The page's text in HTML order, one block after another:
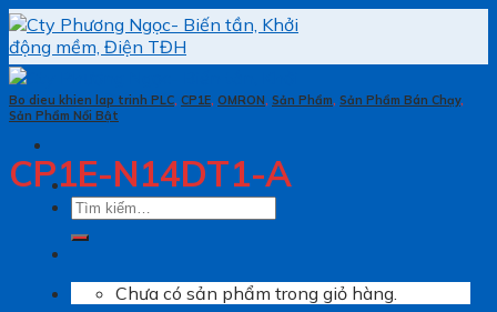
Skip
to
content
Tìm
Chưa có sản phẩm trong giỏ hàng.
Bo dieu khien lap trinh PLC, CP1E, OMRON, Sản Phẩm, Sản Phẩm Bán Chạy,
Sản Phẩm Nổi Bật
CP1E-N14DT1-A